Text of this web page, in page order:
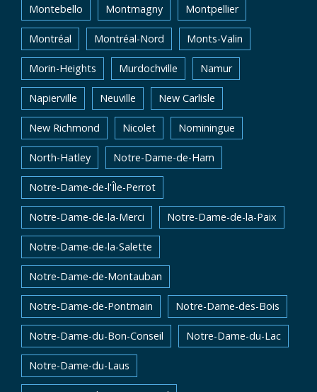
Montebello Montmagny Montpellier
Montréal Montréal-Nord Monts-Valin
Morin-Heights Murdochville Namur
Napierville Neuville New Carlisle
New Richmond Nicolet Nominingue
North-Hatley Notre-Dame-de-Ham
Notre-Dame-de-l'Île-Perrot
Notre-Dame-de-la-Merci Notre-Dame-de-la-Paix
Notre-Dame-de-la-Salette
Notre-Dame-de-Montauban
Notre-Dame-de-Pontmain Notre-Dame-des-Bois
Notre-Dame-du-Bon-Conseil Notre-Dame-du-Lac
Notre-Dame-du-Laus